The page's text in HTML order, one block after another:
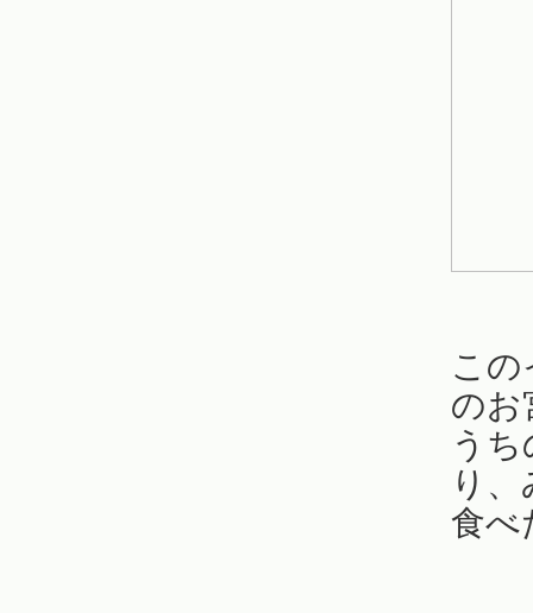
こ
のお
う
り
食べ